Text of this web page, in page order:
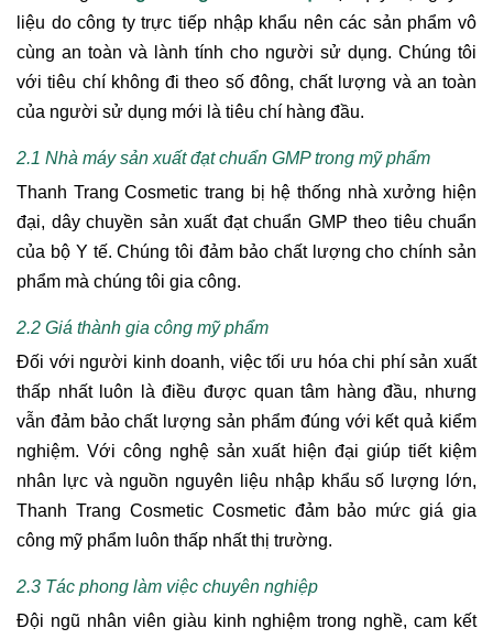
liệu do công ty trực tiếp nhập khẩu nên các sản phẩm vô
cùng an toàn và lành tính cho người sử dụng. Chúng tôi
với tiêu chí không đi theo số đông, chất lượng và an toàn
của người sử dụng mới là tiêu chí hàng đầu.
2.1 Nhà máy sản xuất đạt chuẩn GMP trong mỹ phẩm
Thanh Trang Cosmetic trang bị hệ thống nhà xưởng hiện
đại, dây chuyền sản xuất đạt chuẩn GMP theo tiêu chuẩn
của bộ Y tế. Chúng tôi đảm bảo chất lượng cho chính sản
phẩm mà chúng tôi gia công.
2.2 Giá thành gia công mỹ phẩm
Đối với người kinh doanh, việc tối ưu hóa chi phí sản xuất
thấp nhất luôn là điều được quan tâm hàng đầu, nhưng
vẫn đảm bảo chất lượng sản phẩm đúng với kết quả kiểm
nghiệm. Với công nghệ sản xuất hiện đại giúp tiết kiệm
nhân lực và nguồn nguyên liệu nhập khẩu số lượng lớn,
Thanh Trang Cosmetic Cosmetic đảm bảo mức giá gia
công mỹ phẩm luôn thấp nhất thị trường.
2.3 Tác phong làm việc chuyên nghiệp
Đội ngũ nhân viên giàu kinh nghiệm trong nghề, cam kết